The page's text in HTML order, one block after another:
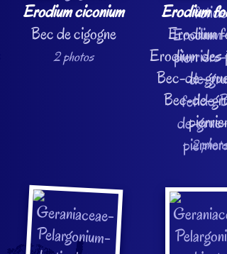
Erodium ciconium
Bec de cigogne
2 photos
Erodium
Erodium
Erodium des
Bec-de-
Bec-de-
2